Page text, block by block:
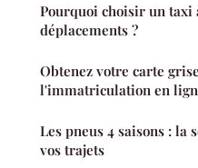
Pourquoi choisir un taxi
déplacements ?
Obtenez votre carte
l'immatriculation en
Les pneus 4 saisons : la
vos trajets